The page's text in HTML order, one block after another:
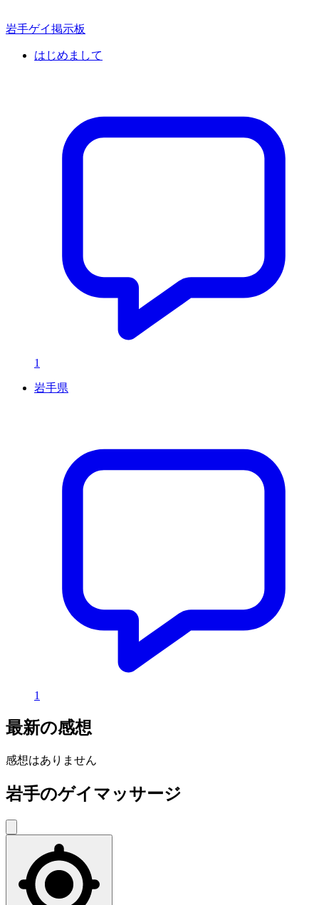
岩手ゲイ掲示板
はじめまして
1
岩手県
1
最新の感想
感想はありません
岩手のゲイマッサージ